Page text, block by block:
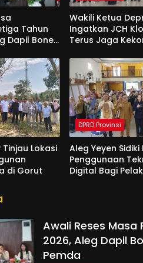
Tahun
Dapil Bone
Wakili Ketua
Ingatkan JCH
Terus Jaga
Lokasi
di Gorut
DPRD Provinsi
Aleg Yeyen
Penggunaan
Digital Bagi
Awali Reses
2026, Aleg Dapil
Pemda